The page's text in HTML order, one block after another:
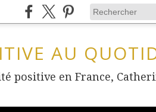
AU
positive en France,